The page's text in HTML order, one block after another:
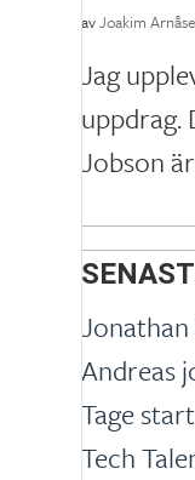
avJoakim
Jag
Jobson
Sök
efter:
Andreas
Tage
Tech